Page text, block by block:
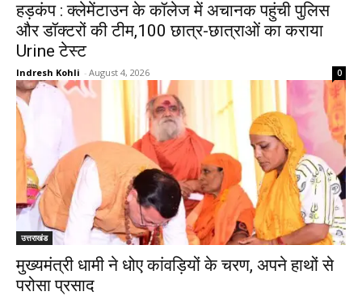
हड़कंप : क्लेमेंटाउन के कॉलेज में अचानक पहुंची पुलिस
और डॉक्टरों की टीम,100 छात्र-छात्राओं का कराया
Urine टेस्ट
Indresh Kohli - August 4, 2026 0
उत्तराखंड
मुख्यमंत्री धामी ने धोए कांवड़ियों के चरण, अपने हाथों से
परोसा प्रसाद